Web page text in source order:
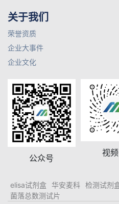
关于我们
荣誉资质
企业大事件
企业文化
公众号
视
elisa试剂盒 华安麦科 检测试剂
菌落总数测试片